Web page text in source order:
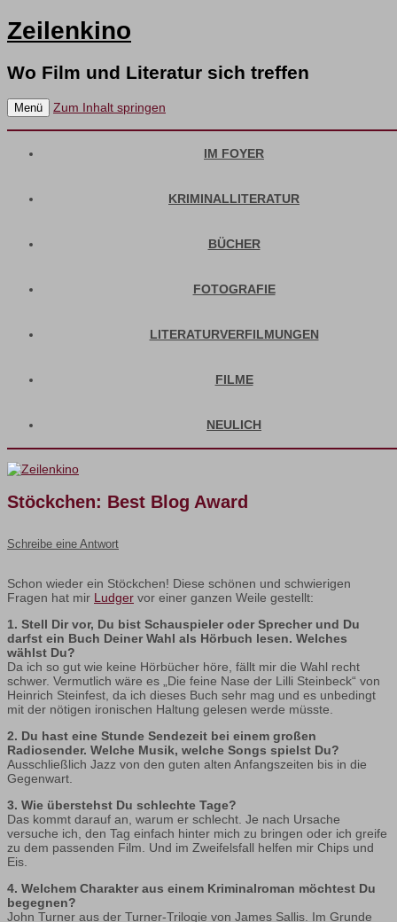
Zeilenkino
Wo Film und Literatur sich treffen
Menü Zum Inhalt springen
IM FOYER
KRIMINALLITERATUR
BÜCHER
FOTOGRAFIE
LITERATURVERFILMUNGEN
FILME
NEULICH
Stöckchen: Best Blog Award
Schreibe eine Antwort
Schon wieder ein Stöckchen! Diese schönen und schwierigen
Fragen hat mir Ludger vor einer ganzen Weile gestellt:
1. Stell Dir vor, Du bist Schauspieler oder Sprecher und Du
darfst ein Buch Deiner Wahl als Hörbuch lesen. Welches
wählst Du?
Da ich so gut wie keine Hörbücher höre, fällt mir die Wahl recht
schwer. Vermutlich wäre es „Die feine Nase der Lilli Steinbeck“ von
Heinrich Steinfest, da ich dieses Buch sehr mag und es unbedingt
mit der nötigen ironischen Haltung gelesen werde müsste.
2. Du hast eine Stunde Sendezeit bei einem großen
Radiosender. Welche Musik, welche Songs spielst Du?
Ausschließlich Jazz von den guten alten Anfangszeiten bis in die
Gegenwart.
3. Wie überstehst Du schlechte Tage?
Das kommt darauf an, warum er schlecht. Je nach Ursache
versuche ich, den Tag einfach hinter mich zu bringen oder ich greife
zu dem passenden Film. Und im Zweifelsfall helfen mir Chips und
Eis.
4. Welchem Charakter aus einem Kriminalroman möchtest Du
begegnen?
John Turner aus der Turner-Trilogie von James Sallis. Im Grunde